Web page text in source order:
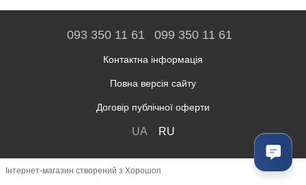
093 350 11 61 099 350 11 61
Контактна інформація
Повна версія сайту
Договір публічної оферти
UA RU
Інтернет-магазин створений з Хорошоп